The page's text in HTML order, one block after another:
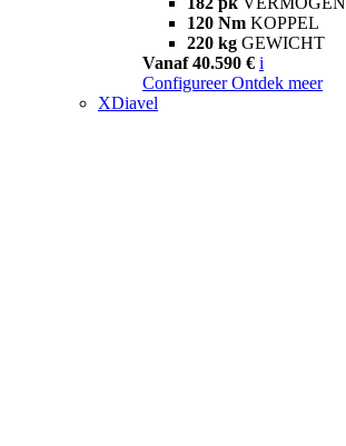
120 Nm KOPPEL
220 kg GEWICHT
Vanaf 40.590 € i
Configureer Ontdek meer
XDiavel